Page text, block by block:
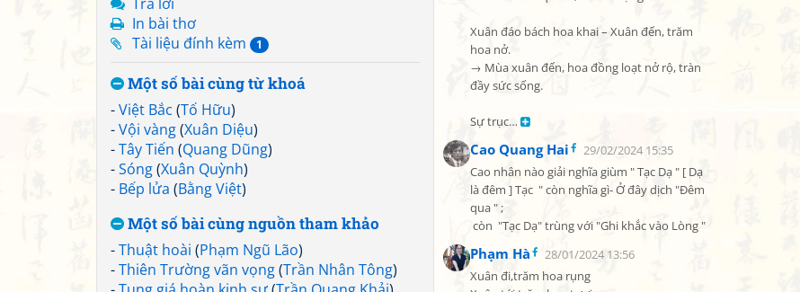
Xuân đáo bách hoa khai – Xuân đến, trăm
hoa nở.
→ Mùa xuân đến, hoa đồng loạt nở rộ, tràn
đầy sức sống.
Sự trục…
Cao Quang Hai
29/02/2024 15:35
Cao nhân nào giải nghĩa giùm " Tạc Dạ " [ Dạ
là đêm ] Tạc  " còn nghĩa gì- Ở đây dịch "Đêm
qua " ;
còn  "Tạc Dạ" trùng với "Ghi khắc vào Lòng "
Phạm Hà
28/01/2024 13:56
Xuân đi,trăm hoa rụng
In bài thơ
Tài liệu đính kèm
1
Một số bài cùng từ khoá
-Việt Bắc (Tố Hữu)
-Vội vàng(Xuân Diệu)
-Tây Tiến (Quang Dũng)
-Sóng(Xuân Quỳnh)
- Bếp lửa (Bằng Việt)
Một số bài cùng nguồn tham khảo
-Thuật hoài (Phạm Ngũ Lão)
-Thiên Trường vãn vọng(Trần Nhân Tông)